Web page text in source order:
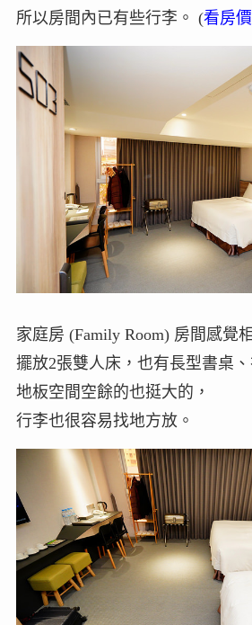
所以房間內已有些行李。 (看房價
家庭房 (Family Room) 房間感覺
擺放2張雙人床，也有長型書桌、
地板空間空餘的也挺大的，
行李也很容易找地方放。